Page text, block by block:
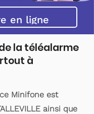
en ligne
la téléalarme
à
Minifone est
ainsi que